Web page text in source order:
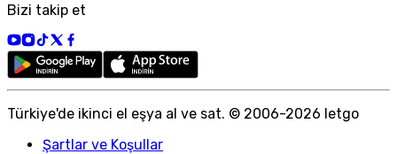
Bizi takip et
Türkiye'de ikinci el eşya al ve sat. © 2006-2026 letgo
Şartlar ve Koşullar